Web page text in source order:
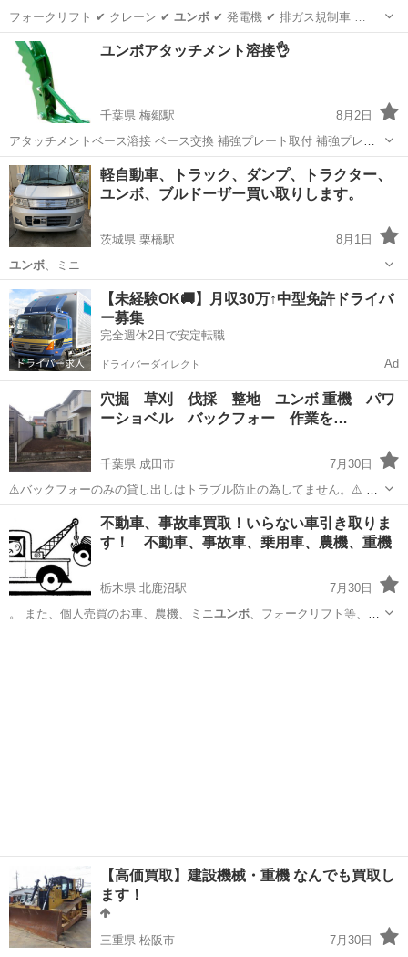
フォークリフト ✔ クレーン ✔ ユンボ✔ 発電機 ✔ 排ガス規制車 …
三重 不用品買取 無料
ユンボアタッチメント溶接👌
千葉県 梅郷駅
8月2日
アタッチメントベース溶接 ベース交換 補強プレート取付 補強プレー
ト製作 肉盛り補強溶接 パーツ溶接など対応してます🐰 安心安全な溶
接有資格者です エリア 埼玉•千葉•茨城•福島•栃木•群馬•都内 他のエリ
アはご確認下さいま...
千葉 野田市 梅郷駅 便利屋
軽自動車、トラック、ダンプ、トラクター、
ユンボ、ブルドーザー買い取りします。
茨城県 栗橋駅
8月1日
ユンボ、ミニ
茨城 古河市 栗橋駅 車検 ユンボ
【未経験OK🚚】月収30万↑中型免許ドライバ
ー募集
完全週休2日で安定転職
ドライバーダイレクト Ad
穴掘 草刈 伐採 整地 ユンボ 重機 パワ
ーショベル バックフォー 作業を…
千葉県 成田市
7月30日
⚠️バックフォーのみの貸し出しはトラブル防止の為してません。⚠️ 穴
掘 農家さん 駐車場砕石敷、お庭の整理、伐採、抜根、除草、庭石
の移動 空地の整地など。 ※草刈。篠竹刈りは背丈2m以上でも対応可
能です。 破砕するアタ...
成田市 便利屋 ユンボ
不動車、事故車買取！いらない車引き取りま
す！ 不動車、事故車、乗用車、農機、重機
栃木県 北鹿沼駅
7月30日
。 また、個人売買のお車、農機、ミニ ユンボ、フォークリフト等、移
【高価買取】建設機械・重機 なんでも買取し
ます！
三重県 松阪市
7月30日